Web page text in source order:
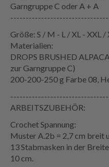
Garngruppe C oder A + A
Größe: S / M - L / XL - XXL /
Materialien:
DROPS BRUSHED
zur Garngruppe C)
200-200-250 g Farbe 08,
ARBEITSZUBEHÖR:
Crochet Spannung:
Muster A.2b = 2,7 cm breit
13 Stabmasken in der
10 cm.